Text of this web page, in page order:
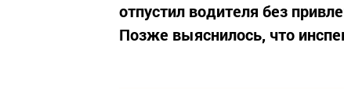
отпустил водителя без
Позже выяснилось, что